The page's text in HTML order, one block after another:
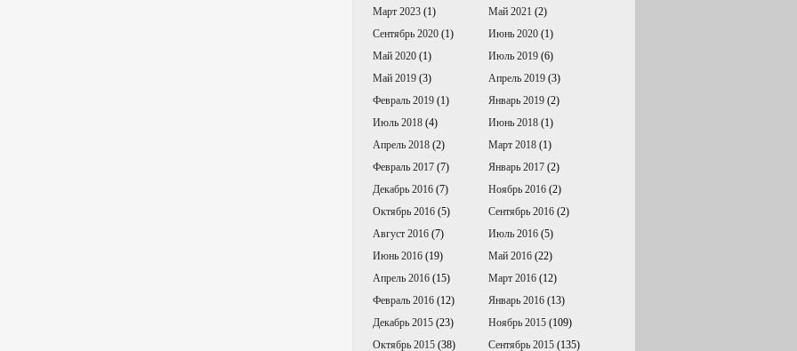
Март 2023 (1) Май 2021 (2)
Сентябрь 2020 (1) Июнь 2020 (1)
Май 2020 (1) Июль 2019 (6)
Май 2019 (3) Апрель 2019 (3)
Февраль 2019 (1) Январь 2019 (2)
Июль 2018 (4) Июнь 2018 (1)
Апрель 2018 (2) Март 2018 (1)
Февраль 2017 (7) Январь 2017 (2)
Декабрь 2016 (7) Ноябрь 2016 (2)
Октябрь 2016 (5) Сентябрь 2016 (2)
Август 2016 (7) Июль 2016 (5)
Июнь 2016 (19) Май 2016 (22)
Апрель 2016 (15) Март 2016 (12)
Февраль 2016 (12) Январь 2016 (13)
Декабрь 2015 (23) Ноябрь 2015 (109)
Октябрь 2015 (38) Сентябрь 2015 (135)